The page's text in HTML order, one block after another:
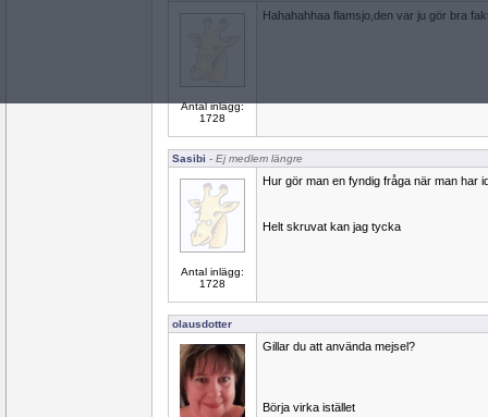
Antal inlägg:
1728
Hahahahhaa flamsjo,den var ju gör bra
Sasibi - Ej medlem längre
Antal inlägg:
1728
Hur gör man en fyndig fråga när man har
Helt skruvat kan jag tycka
olausdotter
Gillar du att använda mejsel?
Börja virka istället